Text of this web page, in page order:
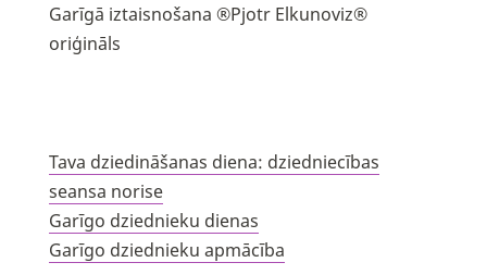
Garīgā iztaisnošana ®Pjotr Elkunoviz®
oriģināls
Tava dziedināšanas diena: dziedniecības
seansa norise
Garīgo dziednieku dienas
Garīgo dziednieku apmācība